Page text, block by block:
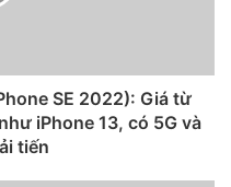
SE 2022): Giá từ
iPhone 13, có 5G và
tiến